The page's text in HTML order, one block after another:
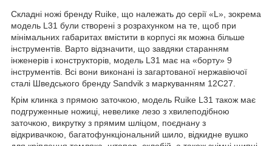
Складні ножі бренду Ruike, що належать до серії «L», зокрема
модель L31 були створені з розрахунком на те, щоб при
мінімальних габаритах вмістити в корпусі як можна більше
інструментів. Варто відзначити, що завдяки старанням
інженерів і конструкторів, модель L31 має на «борту» 9
інструментів. Всі вони виконані із загартованої нержавіючої
сталі Шведського бренду Sandvik з маркуванням 12С27.
Крім клинка з прямою заточкою, модель Ruike L31 також має
подгруженные ножиці, невелике лезо з хвилеподібною
заточкою, викрутку з прямим шліцом, поєднану з
відкривачкою, багатофункціональний шило, відкидне вушко